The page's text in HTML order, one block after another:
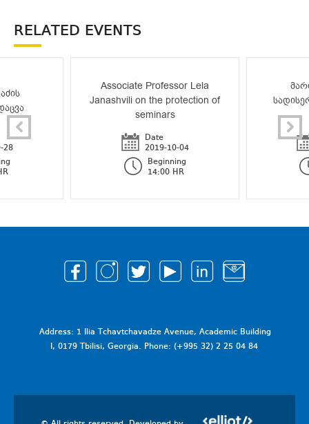
RELATED EVENTS
28
Associate Professor Lela
Janashvili on the protection of
seminars
Date
2019-10-04
Beginning
14:00 HR
Address: 1 Ilia Tchavtchavadze Avenue, Academic Building
I, 0179 Tbilisi, Georgia. Phone: (+995 32) 2 25 04 84